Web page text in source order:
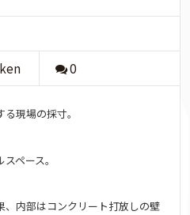
0
現場の採寸。
ペース。
内部はコンクリート打放しの壁